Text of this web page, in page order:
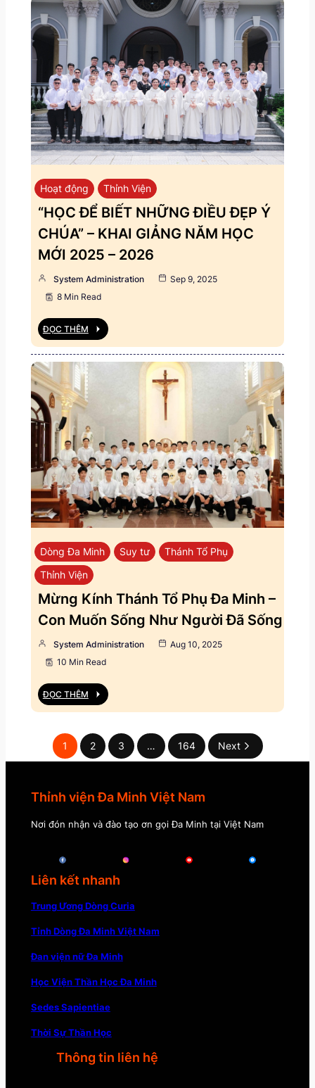
Hoạt động Thỉnh Viện
“HỌC ĐỂ BIẾT NHỮNG ĐIỀU ĐẸP Ý
CHÚA” – KHAI GIẢNG NĂM HỌC
MỚI 2025 – 2026
System Administration
Sep 9, 2025
8 Min Read
ĐỌC THÊM
Dòng Đa Minh Suy tư
Thánh Tổ Phụ
Thỉnh Viện
Mừng Kính Thánh Tổ Phụ Đa Minh –
Con Muốn Sống Như Người Đã Sống
System Administration
Aug 10, 2025
10 Min Read
ĐỌC THÊM
1 2 3 … 164 Next
Thỉnh viện Đa Minh Việt Nam
Nơi đón nhận và đào tạo ơn gọi Đa Minh tại Việt Nam
Liên kết nhanh
Trung Ương Dòng Curia
Tỉnh Dòng Đa Minh Việt Nam
Đan viện nữ Đa Minh
Học Viện Thần Học Đa Minh
Sedes Sapientiae
Thời Sự Thần Học
Thông tin liên hệ